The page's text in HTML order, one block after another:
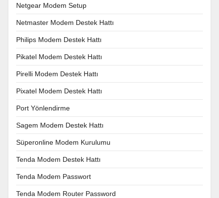
Netgear Modem Setup
Netmaster Modem Destek Hattı
Philips Modem Destek Hattı
Pikatel Modem Destek Hattı
Pirelli Modem Destek Hattı
Pixatel Modem Destek Hattı
Port Yönlendirme
Sagem Modem Destek Hattı
Süperonline Modem Kurulumu
Tenda Modem Destek Hattı
Tenda Modem Passwort
Tenda Modem Router Password